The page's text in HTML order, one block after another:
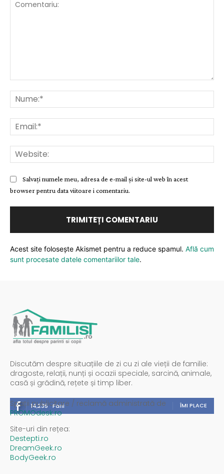
Salvați numele meu, adresa de e-mail și site-ul web în acest
browser pentru data viitoare i comentariu.
Acest site folosește Akismet pentru a reduce spamul. Află cum
sunt procesate datele comentariilor tale.
Discutăm despre situațiile de zi cu zi ale vieții de familie:
dragoste, relații, nunți și ocazii speciale, sarcină, animale,
casă și grădină, rețete și timp liber.
14,235 Fani ÎMI PLACE
Spații publicitare / reclamă administrată de
PROMOdesk.ro
Site-uri din rețea:
Destepti.ro
DreamGeek.ro
BodyGeek.ro